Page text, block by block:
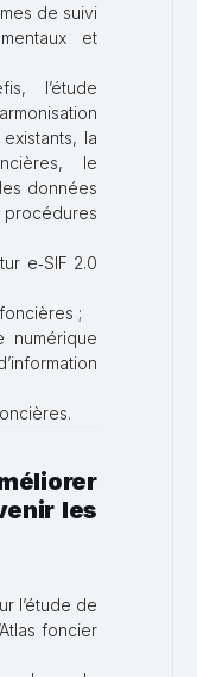
de suivi
et
l’étude
la
le
données
e‑SIF 2.0
;
numérique
les
l’étude de
foncier